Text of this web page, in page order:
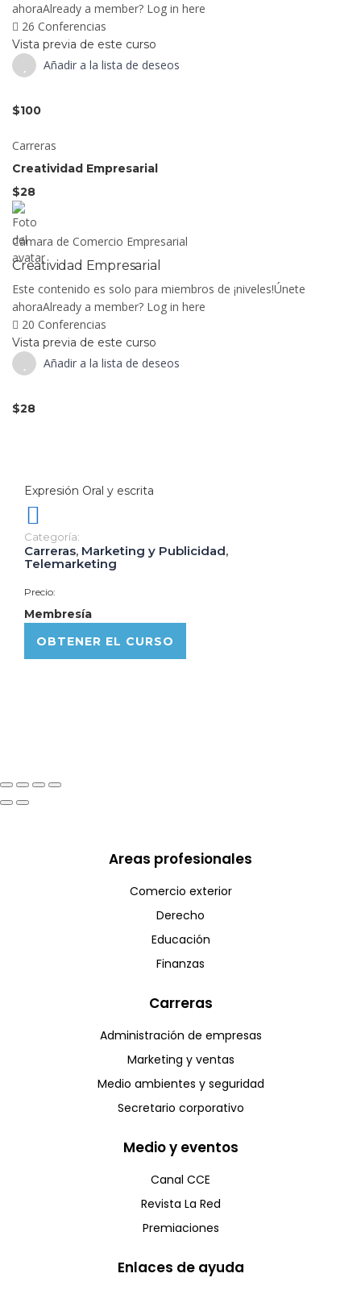
ahoraAlready a member? Log in here
26 Conferencias
Vista previa de este curso
Añadir a la lista de deseos
$100
Carreras
Creatividad Empresarial
$28
Cámara de Comercio Empresarial
Creatividad Empresarial
Este contenido es solo para miembros de ¡niveles!Únete
ahoraAlready a member? Log in here
20 Conferencias
Vista previa de este curso
Añadir a la lista de deseos
$28
Expresión Oral y escrita
Categoría:
Carreras, Marketing y Publicidad,
Telemarketing
Precio:
Membresía
OBTENER EL CURSO
Areas profesionales
Comercio exterior
Derecho
Educación
Finanzas
Carreras
Administración de empresas
Marketing y ventas
Medio ambientes y seguridad
Secretario corporativo
Medio y eventos
Canal CCE
Revista La Red
Premiaciones
Enlaces de ayuda